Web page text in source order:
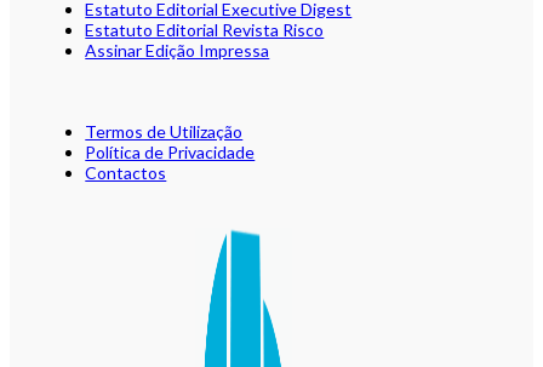
Estatuto Editorial Executive Digest
Estatuto Editorial Revista Risco
Assinar Edição Impressa
Termos de Utilização
Política de Privacidade
Contactos